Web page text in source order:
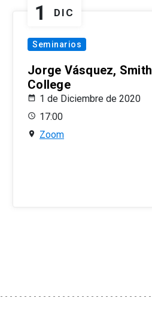
1 DIC
Seminarios
Jorge Vásquez, Smith
College
1 de Diciembre de 2020
17:00
Zoom